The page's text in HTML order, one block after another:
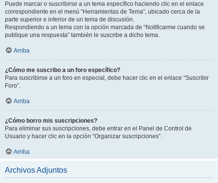
Puede marcar o suscribirse a un tema específico haciendo clic en el enlace
correspondiente en el menú “Herramientas de Tema”, ubicado cerca de la
parte superior e inferior de un tema de discusión.
Respondiendo a un tema con la opción marcada de “Notificarme cuando se
publique una respuesta” también le suscribe a dicho tema.
Arriba
¿Cómo me suscribo a un foro específico?
Para suscribirse a un foro en especial, debe hacer clic en el enlace “Suscribir
Foro”.
Arriba
¿Cómo borro mis suscripciones?
Para eliminar sus suscripciones, debe entrar en el Panel de Control de
Usuario y hacer clic en la opción “Organizar suscripciones”.
Arriba
Archivos Adjuntos